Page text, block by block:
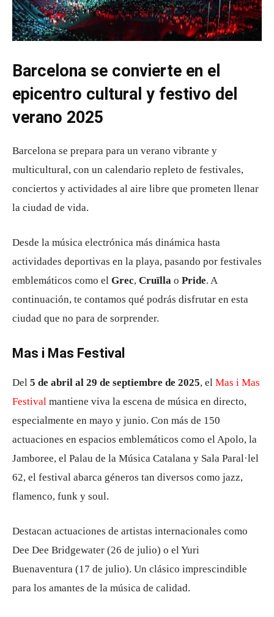
Barcelona se convierte en el
epicentro cultural y festivo del
verano 2025
Barcelona se prepara para un verano vibrante y
multicultural, con un calendario repleto de festivales,
conciertos y actividades al aire libre que prometen llenar
la ciudad de vida.
Desde la música electrónica más dinámica hasta
actividades deportivas en la playa, pasando por festivales
emblemáticos como el Grec, Cruïlla o Pride. A
continuación, te contamos qué podrás disfrutar en esta
ciudad que no para de sorprender.
Mas i Mas Festival
Del 5 de abril al 29 de septiembre de 2025, el Mas i Mas
Festival mantiene viva la escena de música en directo,
especialmente en mayo y junio. Con más de 150
actuaciones en espacios emblemáticos como el Apolo, la
Jamboree, el Palau de la Música Catalana y Sala Paral·lel
62, el festival abarca géneros tan diversos como jazz,
flamenco, funk y soul.
Destacan actuaciones de artistas internacionales como
Dee Dee Bridgewater (26 de julio) o el Yuri
Buenaventura (17 de julio). Un clásico imprescindible
para los amantes de la música de calidad.